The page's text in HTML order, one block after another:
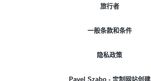
旅行者
一般条款和条件
隐私政策
Pavel Szabo - 定制网站创建